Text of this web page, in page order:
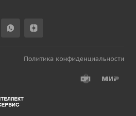
Политика конфиденциальности